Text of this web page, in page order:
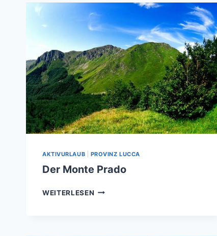
AKTIVURLAUB PROVINZ LUCCA
Der Monte Prado
WEITERLESEN DER